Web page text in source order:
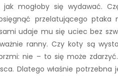
mogłoby się wydawać.
przelatującego
udaje mu się uciec bez
ranny. Czy koty są
nie – to się może
Dlatego właśnie potrzebna